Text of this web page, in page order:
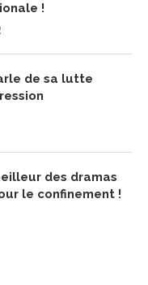
!
de sa lutte
des dramas
le confinement !